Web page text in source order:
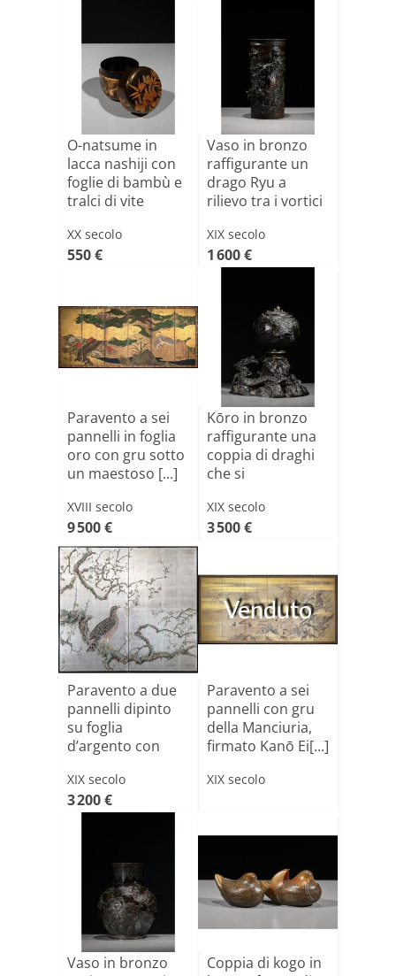
O-natsume in
lacca nashiji con
foglie di bambù e
tralci di vite
XX secolo
550 €
Vaso in bronzo
raffigurante un
drago Ryu a
rilievo tra i vortici
XIX secolo
1 600 €
Paravento a sei
pannelli in foglia
oro con gru sotto
un maestoso [...]
XVIII secolo
9 500 €
Kōro in bronzo
raffigurante una
coppia di draghi
che si
XIX secolo
3 500 €
Paravento a due
pannelli dipinto
su foglia
d’argento con
XIX secolo
3 200 €
Venduto
Paravento a sei
pannelli con gru
della Manciuria,
firmato Kanō Ei[...]
XIX secolo
Vaso in bronzo
Coppia di kogo in